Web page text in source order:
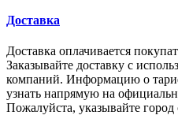
Доставка
Доставка оплачивается
Заказывайте доставку с
компаний. Информацию о
узнать напрямую на
Пожалуйста, указывайте город